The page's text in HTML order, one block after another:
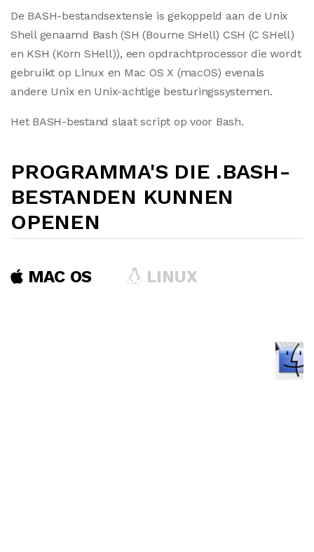
De BASH-bestandsextensie is gekoppeld aan de Unix
Shell genaamd Bash (SH (Bourne SHell) CSH (C SHell)
en KSH (Korn SHell)), een opdrachtprocessor die wordt
gebruikt op Linux en Mac OS X (macOS) evenals
andere Unix en Unix-achtige besturingssystemen.
Het BASH-bestand slaat script op voor Bash.
PROGRAMMA'S DIE .BASH-
BESTANDEN KUNNEN
OPENEN
MAC OS LINUX